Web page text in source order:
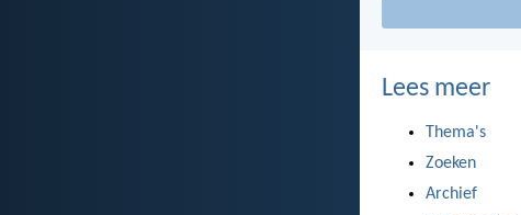
Lees meer
Thema's
Zoeken
Archief